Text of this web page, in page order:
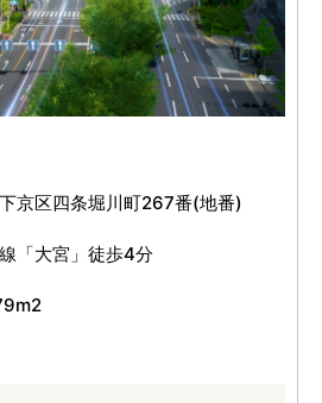
京区四条堀川町267番(地番)
「大宮」徒歩4分